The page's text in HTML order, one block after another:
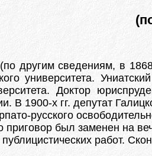
другим сведениям, в
университета.
Доктор
В 1900-х гг. депутат
русского
приговор был заменен на
работ.